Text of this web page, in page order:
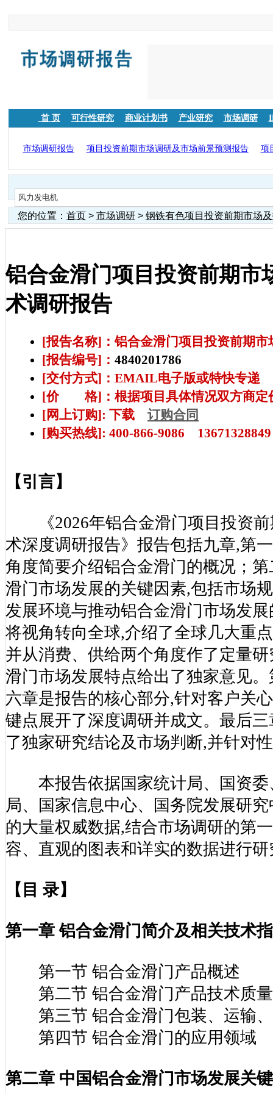
首 页 可行性研究 商业计划书 产业研究 市场调研
市场调研报告 项目投资前期市场调研及市场前景预测报告 项
铝合金滑门项目投资前期市
术调研报告
[报告名称]：铝合金滑门项目投资前期
[报告编号]： 4840201786
[交付方式]：EMAIL电子版或特快专递
[价 格]：根据项目具体情况双方商定
[网上订购]: 下载订购合同
《2026年铝合金滑门项目投资前
术深度调研报告》报告包括九章,第
角度简要介绍铝合金滑门的概况；
滑门市场发展的关键因素,包括市场
发展环境与推动铝合金滑门市场发
将视角转向全球,介绍了全球几大重
并从消费、供给两个角度作了定量
滑门市场发展特点给出了独家意见
六章是报告的核心部分,针对客户关
键点展开了深度调研并成文。最后
本报告依据国家统计局、国资委
局、国家信息中心、国务院发展研
的大量权威数据,结合市场调研的第
第一节 铝合金滑门产品概述
第二节 铝合金滑门产品技术质
第三节 铝合金滑门包装、运输、